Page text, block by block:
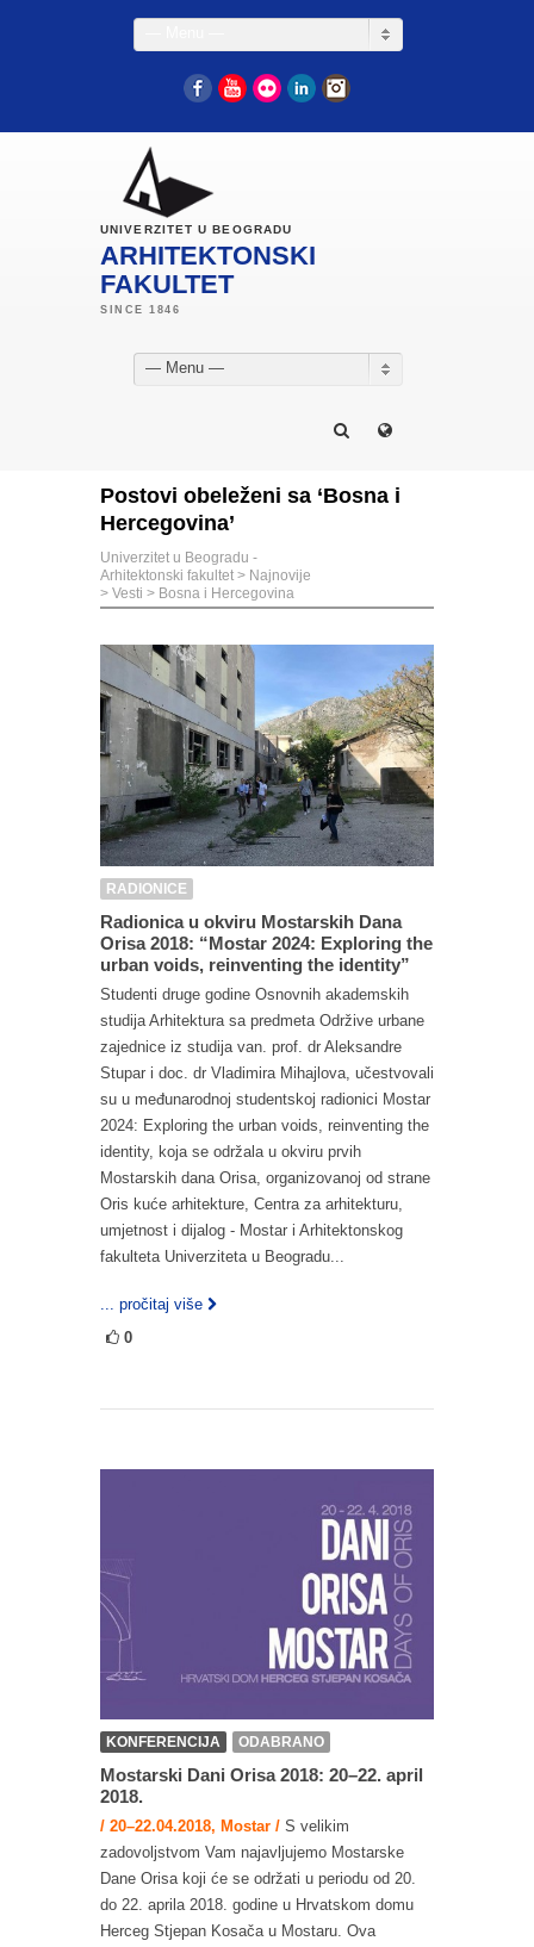
FacebookYouTube
Flickr LinkedIn
UNIVERZITET U BEOGRADU
ARHITEKTONSKI
FAKULTET
— Menu —
Postovi obeleženi sa ‘Bosna i
Hercegovina’
Univerzitet u Beogradu -
Arhitektonski fakultet > Najnovije
> Vesti > Bosna i Hercegovina
RADIONICE
Radionica u okviru Mostarskih Dana
Orisa 2018: “Mostar 2024: Exploring the
urban voids, reinventing the identity”
Studenti druge godine Osnovnih akademskih
studija Arhitektura sa predmeta Održive urbane
zajednice iz studija van. prof. dr Aleksandre
Stupar i doc. dr Vladimira Mihajlova, učestvovali
su u međunarodnoj studentskoj radionici Mostar
2024: Exploring the urban voids, reinventing the
identity, koja se održala u okviru prvih
Mostarskih dana Orisa, organizovanoj od strane
Oris kuće arhitekture, Centra za arhitekturu,
umjetnost i dijalog - Mostar i Arhitektonskog
fakulteta Univerziteta u Beogradu...
... pročitaj više
0
KONFERENCIJA ODABRANO
Mostarski Dani Orisa 2018: 20–22. april
2018.
/ 20–22.04.2018, Mostar / S velikim
zadovoljstvom Vam najavljujemo Mostarske
Dane Orisa koji će se održati u periodu od 20.
do 22. aprila 2018. godine u Hrvatskom domu
Herceg Stjepan Kosača u Mostaru. Ova